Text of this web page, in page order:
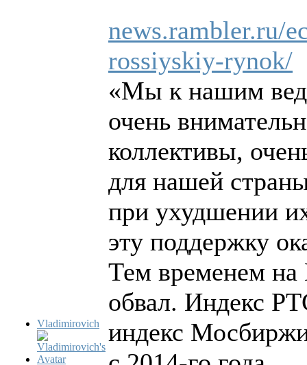
Vladimirovich
news.rambler.ru/
rossiyskiy-rynok/
«Мы к нашим
очень
коллективы,
для нашей
при ухудшении
эту поддержку
Тем временем
обвал. Индекс
индекс